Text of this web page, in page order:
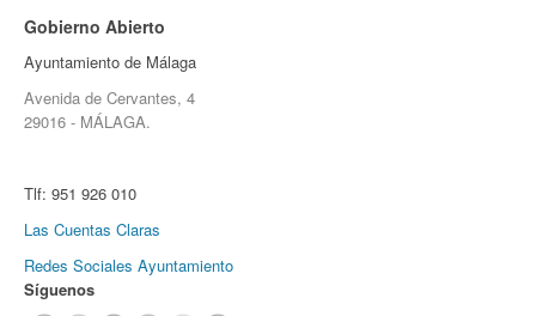
Gobierno Abierto
Ayuntamiento de Málaga
Avenida de Cervantes, 4
29016 - MÁLAGA.
Tlf: 951 926 010
Las Cuentas Claras
Redes Sociales Ayuntamiento
Síguenos